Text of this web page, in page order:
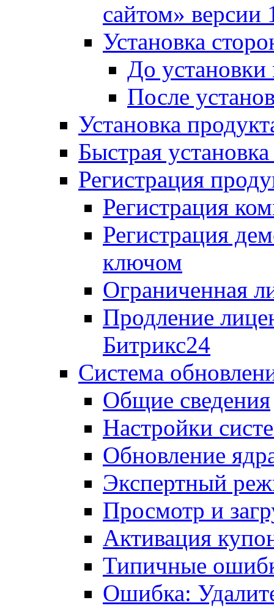
сайтом»
Установка
До установки
После
Установка
Быстрая
Регистрация
Регистрация
Регистрация
ключом
Ограниченная
Продление
Битрикс24
Система
Общие сведения
Настройки
Обновление
Экспертный
Просмотр и
Активация
Типичные
Ошибка: